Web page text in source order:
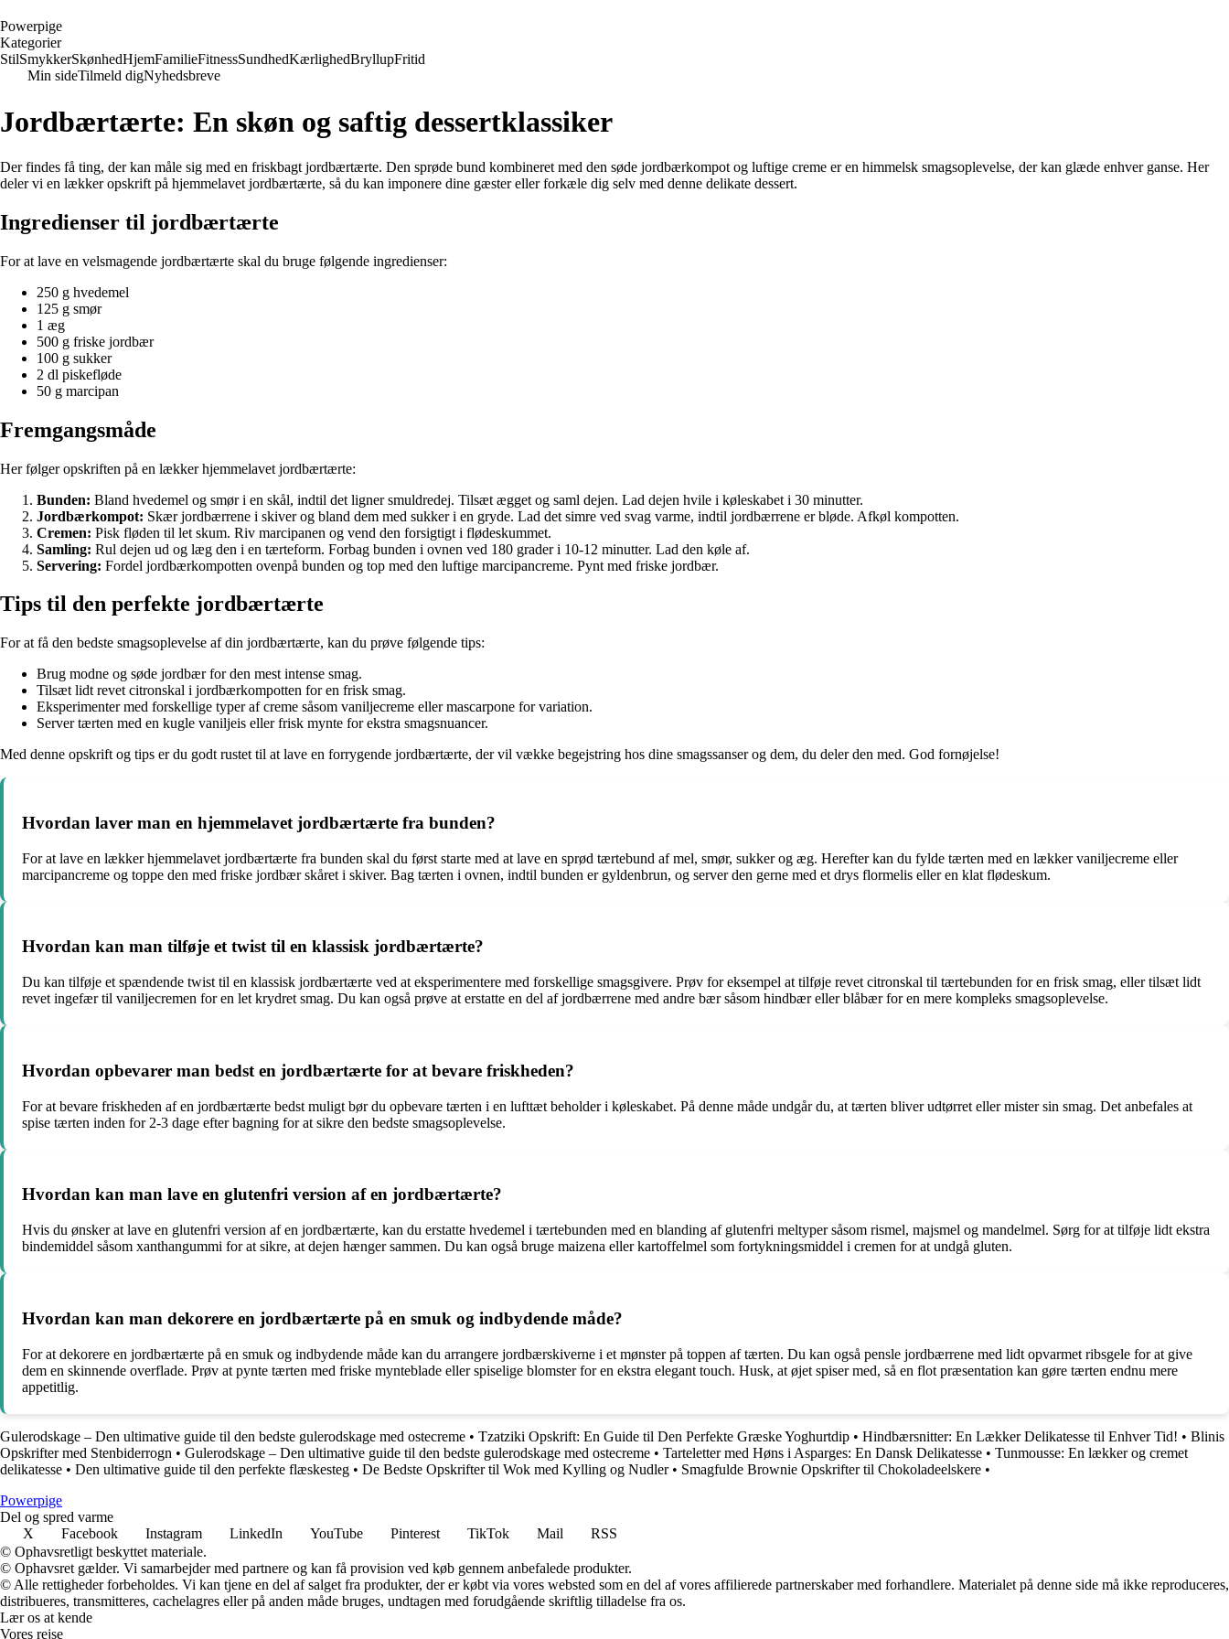
Powerpige
Kategorier
StilSmykkerSkønhedHjemFamilieFitnessSundhedKærlighedBryllupFritid
Min sideTilmeld digNyhedsbreve
Jordbærtærte: En skøn og saftig dessertklassiker
Der findes få ting, der kan måle sig med en friskbagt jordbærtærte. Den sprøde bund kombineret med den søde jordbærkompot og luftige creme er en himmelsk smagsoplevelse, der kan glæde enhver ganse. Her
deler vi en lækker opskrift på hjemmelavet jordbærtærte, så du kan imponere dine gæster eller forkæle dig selv med denne delikate dessert.
Ingredienser til jordbærtærte
For at lave en velsmagende jordbærtærte skal du bruge følgende ingredienser:
250 g hvedemel
125 g smør
1 æg
500 g friske jordbær
100 g sukker
2 dl piskefløde
50 g marcipan
Fremgangsmåde
Her følger opskriften på en lækker hjemmelavet jordbærtærte:
Bunden: Bland hvedemel og smør i en skål, indtil det ligner smuldredej. Tilsæt ægget og saml dejen. Lad dejen hvile i køleskabet i 30 minutter.
Jordbærkompot: Skær jordbærrene i skiver og bland dem med sukker i en gryde. Lad det simre ved svag varme, indtil jordbærrene er bløde. Afkøl kompotten.
Cremen: Pisk fløden til let skum. Riv marcipanen og vend den forsigtigt i flødeskummet.
Samling: Rul dejen ud og læg den i en tærteform. Forbag bunden i ovnen ved 180 grader i 10-12 minutter. Lad den køle af.
Servering: Fordel jordbærkompotten ovenpå bunden og top med den luftige marcipancreme. Pynt med friske jordbær.
Tips til den perfekte jordbærtærte
For at få den bedste smagsoplevelse af din jordbærtærte, kan du prøve følgende tips:
Brug modne og søde jordbær for den mest intense smag.
Tilsæt lidt revet citronskal i jordbærkompotten for en frisk smag.
Eksperimenter med forskellige typer af creme såsom vaniljecreme eller mascarpone for variation.
Server tærten med en kugle vaniljeis eller frisk mynte for ekstra smagsnuancer.
Med denne opskrift og tips er du godt rustet til at lave en forrygende jordbærtærte, der vil vække begejstring hos dine smagssanser og dem, du deler den med. God fornøjelse!
Hvordan laver man en hjemmelavet jordbærtærte fra bunden?
For at lave en lækker hjemmelavet jordbærtærte fra bunden skal du først starte med at lave en sprød tærtebund af mel, smør, sukker og æg. Herefter kan du fylde tærten med en lækker vaniljecreme eller
marcipancreme og toppe den med friske jordbær skåret i skiver. Bag tærten i ovnen, indtil bunden er gyldenbrun, og server den gerne med et drys flormelis eller en klat flødeskum.
Hvordan kan man tilføje et twist til en klassisk jordbærtærte?
Du kan tilføje et spændende twist til en klassisk jordbærtærte ved at eksperimentere med forskellige smagsgivere. Prøv for eksempel at tilføje revet citronskal til tærtebunden for en frisk smag, eller tilsæt lidt
revet ingefær til vaniljecremen for en let krydret smag. Du kan også prøve at erstatte en del af jordbærrene med andre bær såsom hindbær eller blåbær for en mere kompleks smagsoplevelse.
Hvordan opbevarer man bedst en jordbærtærte for at bevare friskheden?
For at bevare friskheden af en jordbærtærte bedst muligt bør du opbevare tærten i en lufttæt beholder i køleskabet. På denne måde undgår du, at tærten bliver udtørret eller mister sin smag. Det anbefales at
spise tærten inden for 2-3 dage efter bagning for at sikre den bedste smagsoplevelse.
Hvordan kan man lave en glutenfri version af en jordbærtærte?
Hvis du ønsker at lave en glutenfri version af en jordbærtærte, kan du erstatte hvedemel i tærtebunden med en blanding af glutenfri meltyper såsom rismel, majsmel og mandelmel. Sørg for at tilføje lidt ekstra
bindemiddel såsom xanthangummi for at sikre, at dejen hænger sammen. Du kan også bruge maizena eller kartoffelmel som fortykningsmiddel i cremen for at undgå gluten.
Hvordan kan man dekorere en jordbærtærte på en smuk og indbydende måde?
For at dekorere en jordbærtærte på en smuk og indbydende måde kan du arrangere jordbærskiverne i et mønster på toppen af tærten. Du kan også pensle jordbærrene med lidt opvarmet ribsgele for at give
dem en skinnende overflade. Prøv at pynte tærten med friske mynteblade eller spiselige blomster for en ekstra elegant touch. Husk, at øjet spiser med, så en flot præsentation kan gøre tærten endnu mere
appetitlig.
Gulerodskage – Den ultimative guide til den bedste gulerodskage med ostecreme • Tzatziki Opskrift: En Guide til Den Perfekte Græske Yoghurtdip • Hindbærsnitter: En Lækker Delikatesse til Enhver Tid! • Blinis
Opskrifter med Stenbiderrogn • Gulerodskage – Den ultimative guide til den bedste gulerodskage med ostecreme • Tarteletter med Høns i Asparges: En Dansk Delikatesse • Tunmousse: En lækker og cremet
delikatesse • Den ultimative guide til den perfekte flæskesteg • De Bedste Opskrifter til Wok med Kylling og Nudler• Smagfulde Brownie Opskrifter til Chokoladeelskere •
Powerpige
Del og spred varme
X
Facebook Instagram LinkedIn YouTube Pinterest TikTok Mail
RSS
© Ophavsretligt beskyttet materiale.
© Ophavsret gælder. Vi samarbejder med partnere og kan få provision ved køb gennem anbefalede produkter.
© Alle rettigheder forbeholdes. Vi kan tjene en del af salget fra produkter, der er købt via vores websted som en del af vores affilierede partnerskaber med forhandlere. Materialet på denne side må ikke reproduceres,
distribueres, transmitteres, cachelagres eller på anden måde bruges, undtagen med forudgående skriftlig tilladelse fra os.
Lær os at kende
Vores rejse